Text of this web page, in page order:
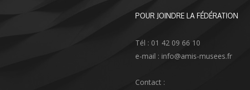
POUR JOINDRE LA FÉDÉRATION
Tél : 01 42 09 66 10
e-mail : info@amis-musees.fr
Contact :